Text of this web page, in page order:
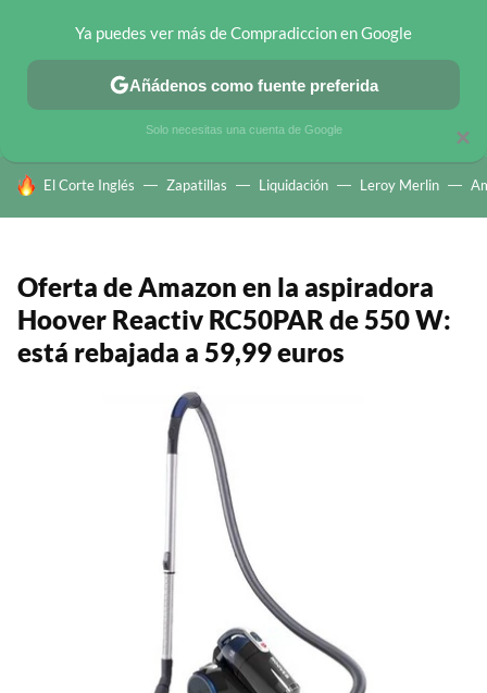
CHOLLOS TELEGRAM OFERTAS EN MÓVILES OFERTAS EN
HOY SE HABLA DE
El Corte Inglés Zapatillas Liquidación Leroy Merlin
Oferta de Amazon en la aspiradora
Hoover Reactiv RC50PAR de 550 W:
está rebajada a 59,99 euros
×
Ya puedes ver más de Compradiccion en Google
Añádenos como fuente preferida
Solo necesitas una cuenta de Google